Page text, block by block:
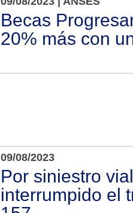
Becas
20% más con
09/08/2023
Por siniestro
interrumpido el